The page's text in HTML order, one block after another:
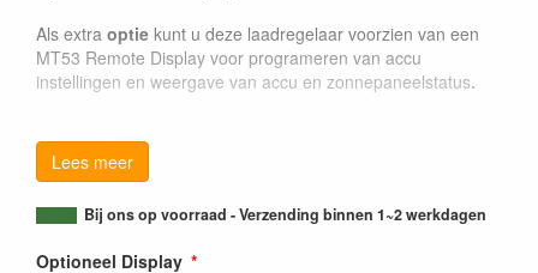
Als extra optie kunt u deze laadregelaar voorzien van een
MT53 Remote Display voor programeren van accu
instellingen en weergave van accu en zonnepaneelstatus.
Lees meer
Bij ons op voorraad - Verzending binnen 1~2 werkdagen
Optioneel Display